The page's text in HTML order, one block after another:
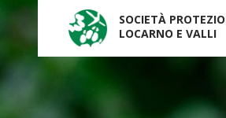
SOCIETÀ
LOCARNO E VALLI